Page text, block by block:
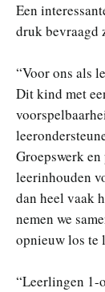
Een
druk
“Voor ons als
Dit kind met
Groepswerk
leerinhouden
dan heel vaak
nemen we
opnieuw los te
“Leerlingen 1-